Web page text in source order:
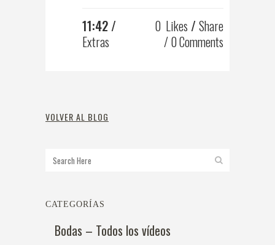
11:42 /
Extras
0 Likes
Share
0 Comments
VOLVER AL BLOG
CATEGORÍAS
Bodas – Todos los vídeos